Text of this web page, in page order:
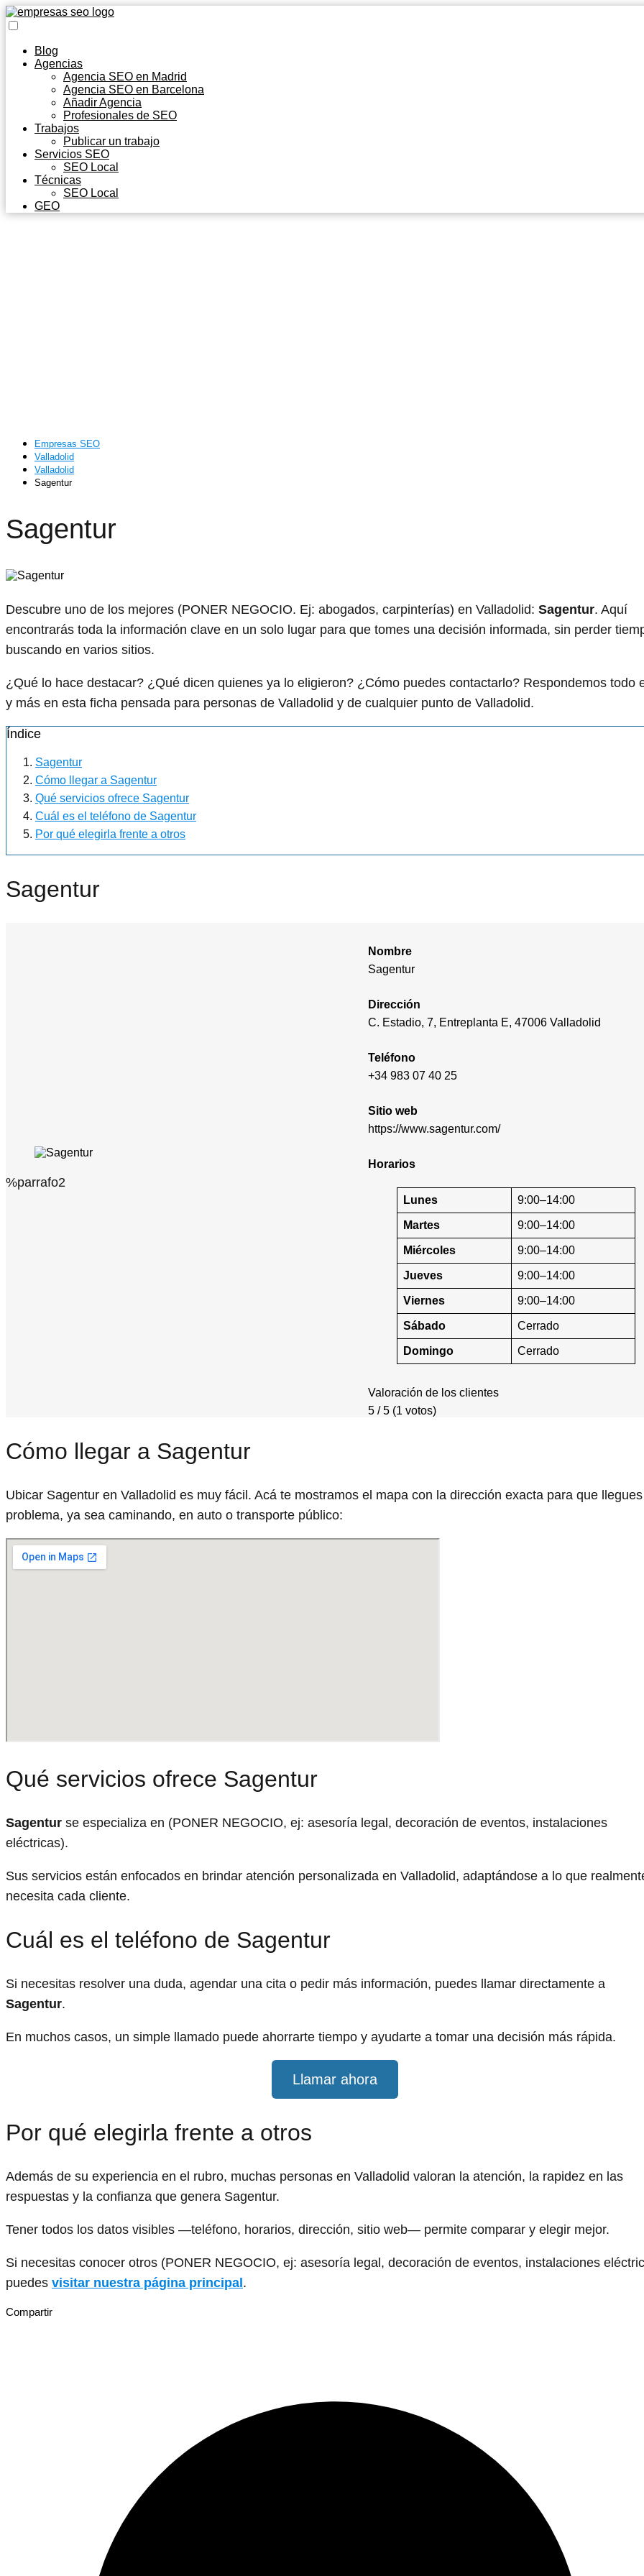
Blog
Agencias
Agencia SEO en Madrid
Agencia SEO en Barcelona
Añadir Agencia
Profesionales de SEO
Trabajos
Publicar un trabajo
Servicios SEO
SEO Local
Técnicas
SEO Local
GEO
Empresas SEO
Valladolid
Valladolid
Sagentur
Sagentur
Descubre uno de los mejores (PONER NEGOCIO. Ej: abogados, carpinterías) en Valladolid: Sagentur. Aquí
encontrarás toda la información clave en un solo lugar para que tomes una decisión informada, sin perder
buscando en varios sitios.
¿Qué lo hace destacar? ¿Qué dicen quienes ya lo eligieron? ¿Cómo puedes contactarlo? Respondemos todo
y más en esta ficha pensada para personas de Valladolid y de cualquier punto de Valladolid.
Índice
Sagentur
Cómo llegar a Sagentur
Qué servicios ofrece Sagentur
Cuál es el teléfono de Sagentur
Por qué elegirla frente a otros
Sagentur
%parrafo2
Nombre
Sagentur
Dirección
C. Estadio, 7, Entreplanta E, 47006 Valladolid
Teléfono
+34 983 07 40 25
Sitio web
https://www.sagentur.com/
Horarios
Lunes 9:00–14:00
Martes 9:00–14:00
Miércoles 9:00–14:00
Jueves 9:00–14:00
Viernes 9:00–14:00
Sábado Cerrado
Domingo Cerrado
Valoración de los clientes
5 / 5 (1 votos)
Cómo llegar a Sagentur
Ubicar Sagentur en Valladolid es muy fácil. Acá te mostramos el mapa con la dirección exacta para que
problema, ya sea caminando, en auto o transporte público:
Qué servicios ofrece Sagentur
Sagentur se especializa en (PONER NEGOCIO, ej: asesoría legal, decoración de eventos, instalaciones
eléctricas).
Sus servicios están enfocados en brindar atención personalizada en Valladolid, adaptándose a lo que
necesita cada cliente.
Cuál es el teléfono de Sagentur
Si necesitas resolver una duda, agendar una cita o pedir más información, puedes llamar directamente a
Sagentur.
En muchos casos, un simple llamado puede ahorrarte tiempo y ayudarte a tomar una decisión más rápida.
Llamar ahora
Por qué elegirla frente a otros
Además de su experiencia en el rubro, muchas personas en Valladolid valoran la atención, la rapidez en las
respuestas y la confianza que genera Sagentur.
Tener todos los datos visibles —teléfono, horarios, dirección, sitio web— permite comparar y elegir mejor.
Si necesitas conocer otros (PONER NEGOCIO, ej: asesoría legal, decoración de eventos, instalaciones
puedes visitar nuestra página principal .
Compartir